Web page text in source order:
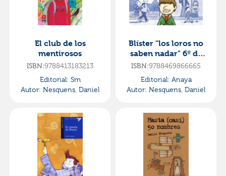
El club de los
mentirosos
ISBN:9788413183213
Editorial: Sm
Autor: Nesquens, Daniel
Blíster "los loros no
saben nadar" 6º de
primaria
ISBN:9788469866665
Editorial: Anaya
Autor: Nesquens, Daniel